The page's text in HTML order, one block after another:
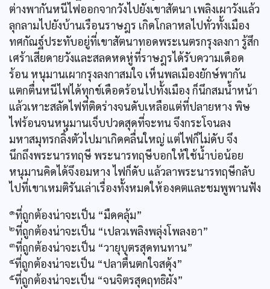
ต่างพากันหนีไฟออกจากวังไปยังเขาสัตนา เพลิงเผาวังแล้ว
ลุกลามไปยังบ้านเรือนราษฎร เกิดโกลาหลไปทั่วทั้งเมือง
ทศกัณฐ์ประทับอยู่ที่เขาสัตนาทอดพระเนตรกรุงลงกา รู้สึก
เศร้าเสียดายวังและสลดหดหู่ที่ราษฎรได้รับความเดือด
ร้อน หนุมานเผากรุงลงกาสมใจ เห็นพลเมืองยักษ์พากัน
แตกตื่นหนีไฟได้ทุกข์เดือดร้อนไปทั้งเมือง ก็นึกสมน้ำหน้า
แล้วเหาะสลัดไฟที่ติดร่างจนดับเหลือแต่ที่ปลายหาง พิษ
ไฟร้อนจนหนุมานเจ็บปวดสุดที่จะทน จึงกระโจนลง
มหาสมุทรกลิ้งตัวไปมาเกิดคลื่นใหญ่ แต่ไฟก็ไม่ดับ จึง
นึกถึงพระนารทฤษี พระนารทฤษีบอกให้ใช้น้ำบ่อน้อย
หนุมานคิดได้จึงอมหาง ไฟก็ดับ แล้วลาพระนารทฤษีกลับ
ไปที่เขาเหมติรันเล่าเรื่องทั้งหมดให้องคตและชมพูพานฟัง
๑ที่ถูกต้องน่าจะเป็น “มืดคลุ้ม”
๒ที่ถูกต้องน่าจะเป็น “เปลวเพลิงพลุ่งโพลงอา”
๓ที่ถูกต้องน่าจะเป็น “วายุบุตรสุดทนทาน”
๔ที่ถูกต้องน่าจะเป็น “ปลาตื่นตกใจสดุ้ง”
๕ที่ถูกต้องน่าจะเป็น “จนจิตรสุดฤทธิผัง”